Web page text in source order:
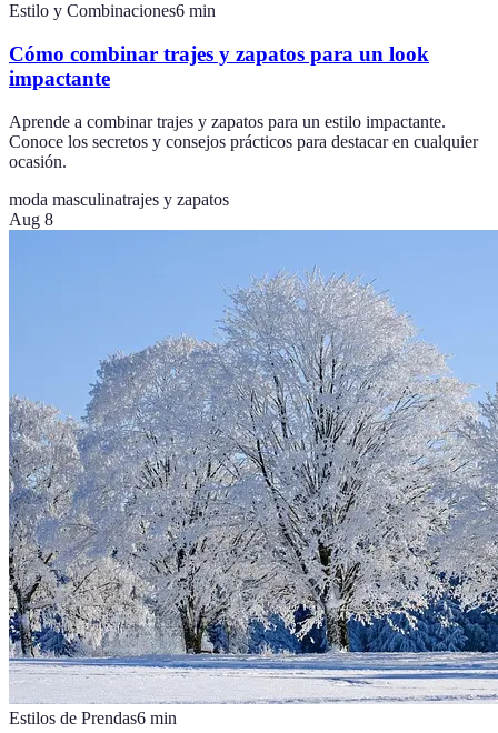
Estilo y Combinaciones6 min
Cómo combinar trajes y zapatos para un look
impactante
Aprende a combinar trajes y zapatos para un estilo impactante.
Conoce los secretos y consejos prácticos para destacar en cualquier
ocasión.
moda masculinatrajes y zapatos
Aug 8
Estilos de Prendas6 min